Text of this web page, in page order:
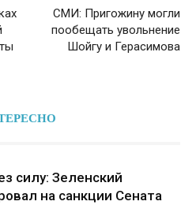
СМИ: Пригожину могли
пообещать увольнение
Шойгу и Герасимова
силу: Зеленский
на санкции Сената